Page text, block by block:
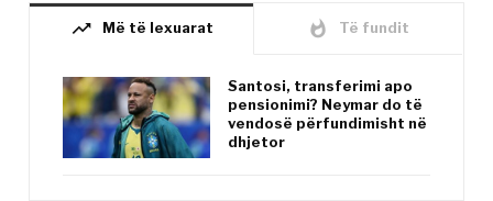
trending_up Më të lexuarat whatshot Të fundit
Santosi, transferimi apo
pensionimi? Neymar do të
vendosë përfundimisht në
dhjetor